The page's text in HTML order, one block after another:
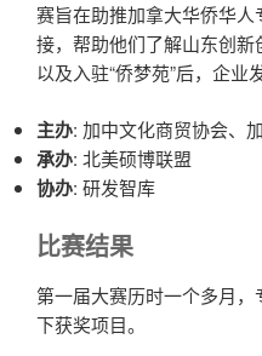
赛旨在助推加拿大华侨华人
接，帮助他们了解山东创新
以及入驻“侨梦苑”后，企业
主办: 加中文化商贸协会、
承办: 北美硕博联盟
协办: 研发智库
比赛结果
第一届大赛历时一个多月
下获奖项目。